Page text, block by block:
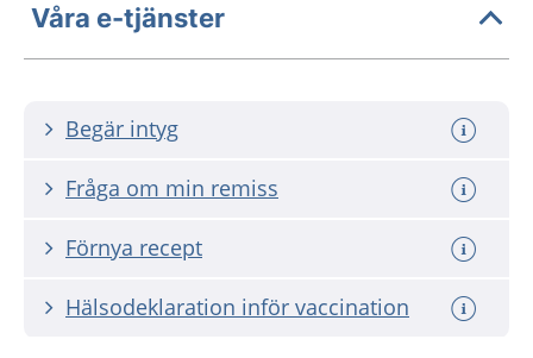
Våra e-tjänster
Begär intyg
Fråga om min remiss
Förnya recept
Hälsodeklaration inför vaccination